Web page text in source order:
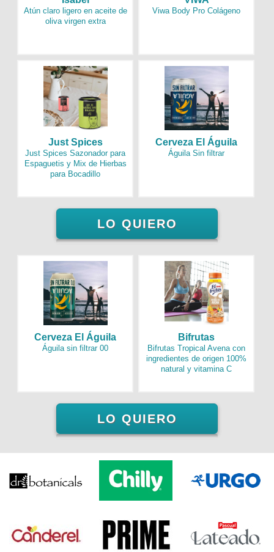
Atún claro ligero en aceite de
oliva virgen extra
Viwa Body Pro Colágeno
Just Spices
Just Spices Sazonador para
Espaguetis y Mix de Hierbas
para Bocadillo
Cerveza El Águila
Águila Sin filtrar
LO QUIERO
Cerveza El Águila
Águila sin filtrar 00
Bifrutas
Bifrutas Tropical Avena con
ingredientes de origen 100%
natural y vitamina C
LO QUIERO